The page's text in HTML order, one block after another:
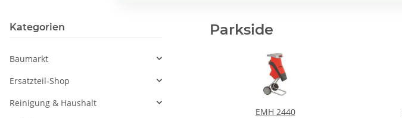
Parkside
EMH 2440
Kategorien
Baumarkt
Ersatzteil-Shop
Reinigung & Haushalt